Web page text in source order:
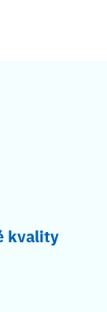
kvality